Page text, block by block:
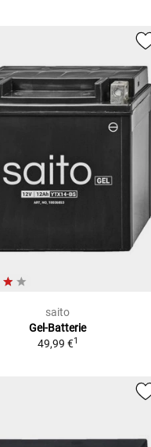
saito
Gel-Batterie
49,99 €1